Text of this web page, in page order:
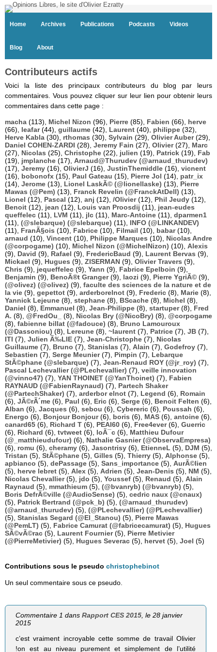
Home Archives Publications Podcasts Videos
Blog About
Contributeurs actifs
Voici la liste des principaux contributeurs du blog par leurs
commentaires. Vous pouvez cliquer sur leur lien pour obtenir leurs
commentaires dans cette page :
macha (113), Michel Nizon (96), Pierre (85), Fabien (66), herve
(66), leafar(44), guillaume (42), Laurent (40), philippe (32),
Herve Kabla (30), rthomas (30), Sylvain (29), Olivier Auber(29),
Daniel COHEN-ZARDI (28), Jeremy Fain (27), Olivier(27), Marc
(27), Nicolas (25), Christophe (22), julien (19), Patrick (19), Fab
(19), jmplanche (17), Arnaud@Thurudev (@arnaud_thurudev)
(17), Jeremy (16), OlivierJ (16), JustinThemiddle (16), vicnent
(16), bobonofx (15), Paul Gateau (15), Pierre Jol (14), patr_ix
(14), Jerome (13), Lionel LaskÃ© (@lionellaske) (13), Pierre
Mawas (@Pem) (13), Franck Revelin (@FranckAtDell) (13),
Lionel (12), Pascal (12), anj (12), /Olivier(12), Phil Jeudy (12),
Benoit (12), jean (12), Louis van Proosdij (11), jean-eudes
queffelec (11), LVM (11), jlc (11), Marc-Antoine (11), dparmen1
(11), (@slebarque) (@slebarque) (11), INFO (@LINKANDEV)
(11), FranÃ§ois (10), Fabrice (10), Filmail (10), babar(10),
arnaud (10), Vincent (10), Philippe Marques (10), Nicolas Andre
(@corpogame) (10), Michel Nizon (@MichelNizon) (10), Alexis
(9), David (9), Rafael (9), FredericBaud (9), Laurent Bervas (9),
Mickael (9), Hugues (9), ZISERMAN (9), Olivier Travers (9),
Chris (9), jequeffelec (9), Yann (9), Fabrice Epelboin (9),
Benjamin (9), BenoÃ®t Granger(9), laozi (9), Pierre YgriÃ© (9),
(@olivez) (@olivez) (9), faculte des sciences de la nature et de
la vie (9), gepettot (9), arderborelnot (9), Frederic (8), Marie (8),
Yannick Lejeune (8), stephane (8), BScache (8), Michel (8),
Daniel (8), Emmanuel (8), Jean-Philippe (8), startuper(8), Fred
A. (8), @FredOu_ (8), Nicolas Bry (@NicoBry) (8), @corpogame
(8), fabienne billat (@fadouce) (8), Bruno Lamouroux
(@Dassoniou) (8), Lereune (8), ~laurent (7), Patrice (7), JB (7),
ITI (7), Julien Ã‰LIE (7), Jean-Christophe (7), Nicolas
Guillaume (7), Bruno (7), Stanislas (7), Alain (7), Godefroy (7),
Sebastien (7), Serge Meunier(7), Pimpin (7), Lebarque
StÃ©phane (@slebarque) (7), Jean-Renaud ROY (@jr_roy) (7),
Pascal Lechevallier (@PLechevallier) (7), veille innovation
(@vinno47) (7), YAN THOINET (@YanThoinet) (7), Fabien
RAYNAUD (@FabienRaynaud) (7), Partech Shaker
(@PartechShaker) (7), arderbor elnot (7), Legend (6), Romain
(6), JÃ©rÃ´me (6), Paul (6), Eric (6), Serge (6), Benoit Felten (6),
Alban (6), Jacques (6), sebou (6), Cybereric (6), Poussah (6),
Energo (6), Bonjour Bonjour(6), boris (6), MAS (6), antoine (6),
canard65 (6), Richard T (6), PEAI60 (6), Free4ever(6), Guerric
(6), Richard (6), tvtweet (6), loÃ¯c (6), Matthieu Dufour
(@_matthieudufour) (6), Nathalie Gasnier (@ObservaEmpresa)
(6), romu (6), cheramy (6), Jasontrisy (6), EtienneL (5), DJM (5),
Tristan (5), StÃ©phane (5), Gilles (5), Thierry (5), Alphonse (5),
apbianco (5), dePassage (5), Sans_importance (5), AurÃ©lien
(5), herve lebret (5), Alex (5), Adrien (5), Jean-Denis (5), NM (5),
Nicolas Chevallier(5), jdo (5), Youssef (5), Renaud (5), Alain
Raynaud (5), mmathieum (5), (@bvanryb) (@bvanryb) (5),
Boris DefrÃ©ville (@AudioSense) (5), cedric naux (@cnaux)
(5), Patrick Bertrand (@pck_b) (5), (@arnaud_thurudev)
(@arnaud_thurudev) (5), (@PLechevallier) (@PLechevallier)
(5), Stanislas Segard (@El_Stanou) (5), Pierre Mawas
(@PemLT) (5), Fabrice Camurat (@fabricecamurat) (5), Hugues
SÃ©vÃ©rac (5), Laurent Fournier(5), Pierre Metivier
(@PierreMetivier) (5), Hugues Severac (5), hervet (5), Joel (5)
Contributions sous le pseudo christophebinot
Un seul commentaire sous ce pseudo.
Commentaire 1 dansRapport CES 2015 , le 28 janvier
2015
c’est vraiment incroyable cette somme de travail Olivier
!on est au niveau purement et simplement de l’utilité